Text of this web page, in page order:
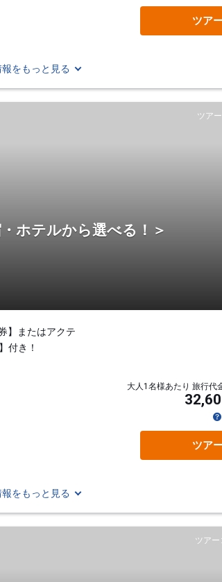
ツア
をもっと見る
ツア
ホテルから選べる！＞
】またはアクテ
付き！
大人1名様あたり 旅行代
ツア
をもっと見る
ツアー